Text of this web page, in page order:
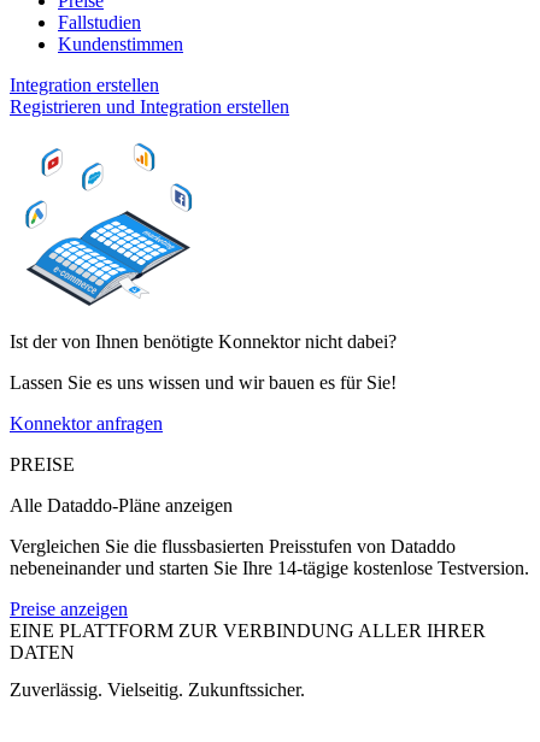
Fallstudien
Kundenstimmen
Integration erstellen
Registrieren und Integration erstellen
Ist der von Ihnen benötigte Konnektor nicht dabei?
Lassen Sie es uns wissen und wir bauen es für Sie!
Konnektor anfragen
PREISE
Alle Dataddo-Pläne anzeigen
Vergleichen Sie die flussbasierten Preisstufen von Dataddo
nebeneinander und starten Sie Ihre 14-tägige kostenlose Testversion.
Preise anzeigen
EINE PLATTFORM ZUR VERBINDUNG ALLER IHRER
DATEN
Zuverlässig. Vielseitig. Zukunftssicher.